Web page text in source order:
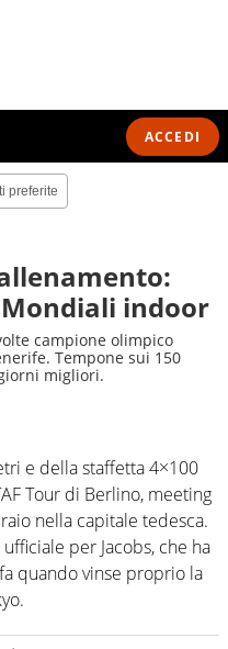
ACCEDI
preferite
indoor
campione olimpico
Tempone sui 150
migliori.
e della staffetta 4×100
Tour di Berlino, meeting
nella capitale tedesca.
per Jacobs, che ha
quando vinse proprio la